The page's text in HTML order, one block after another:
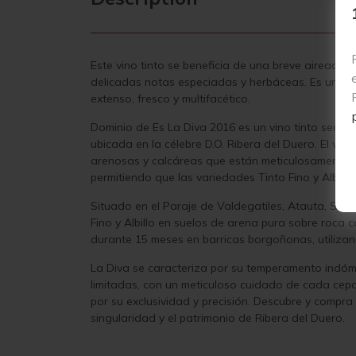
Este vino tinto se beneficia de una breve
delicadas notas especiadas y herbáceas. Es un
extenso, fresco y multifacético.
Dominio de Es La Diva 2016 es un vino tinto
ubicada en la célebre D.O. Ribera del Duero. El
arenosas y calcáreas que están
permitiendo que las variedades Tinto Fino y
Situado en el Paraje de Valdegatiles, Atauta,
Fino y Albillo en suelos de arena pura sobre roca
durante 15 meses en barricas borgoñonas,
La Diva se caracteriza por su temperamento
limitadas, con un meticuloso cuidado de cada
por su exclusividad y precisión. Descubre y
singularidad y el patrimonio de Ribera del Duero.